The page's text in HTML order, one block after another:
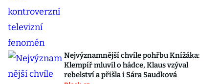
Nejvýznamnější chvíle pohřbu Knížáka:
Klempíř mluvil o hádce, Klaus vzýval
rebelství a přišla i Sára Saudková